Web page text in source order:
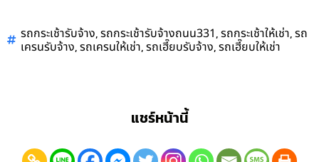
รถกระเช้ารับจ้าง,รถกระเช้ารับจ้างถนน331,รถกระเช้าให้เช่า,รถ
เครนรับจ้าง,รถเครนให้เช่า,รถเฮี๊ยบรับจ้าง,รถเฮี๊ยบให้เช่า
แชร์หน้านี้